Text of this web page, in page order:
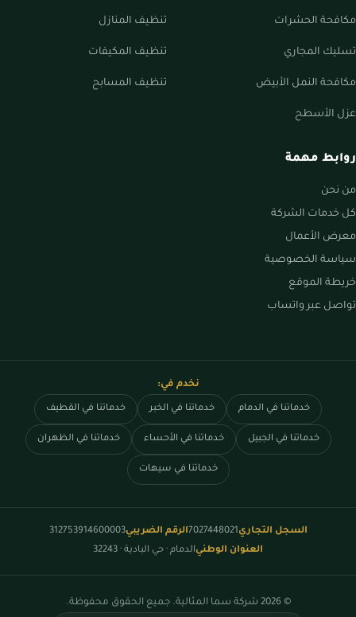
مكافحة الحشرات تنظيف المنازل
تسليك المجاري تنظيف المكيفات
مكافحة النمل الأبيض تنظيف المسابح
عزل الأسطح
روابط مهمة
من نحن
كل خدمات الشركة
معرض الأعمال
سياسة الخصوصية
خريطة الموقع
تواصل عبر واتساب
نخدم في:
خدماتنا في الدمام خدماتنا في الخبر خدماتنا في القطيف
خدماتنا في الجبيل خدماتنا في الأحساء خدماتنا في الظهران
خدماتنا في سيهات
السجل التجاري7027448021الرقم الضريبي312753914600003
العنوان الوطنيالدمام · حي البادية · 32243
© 2026 شركة سما المثالية. جميع الحقوق محفوظة.